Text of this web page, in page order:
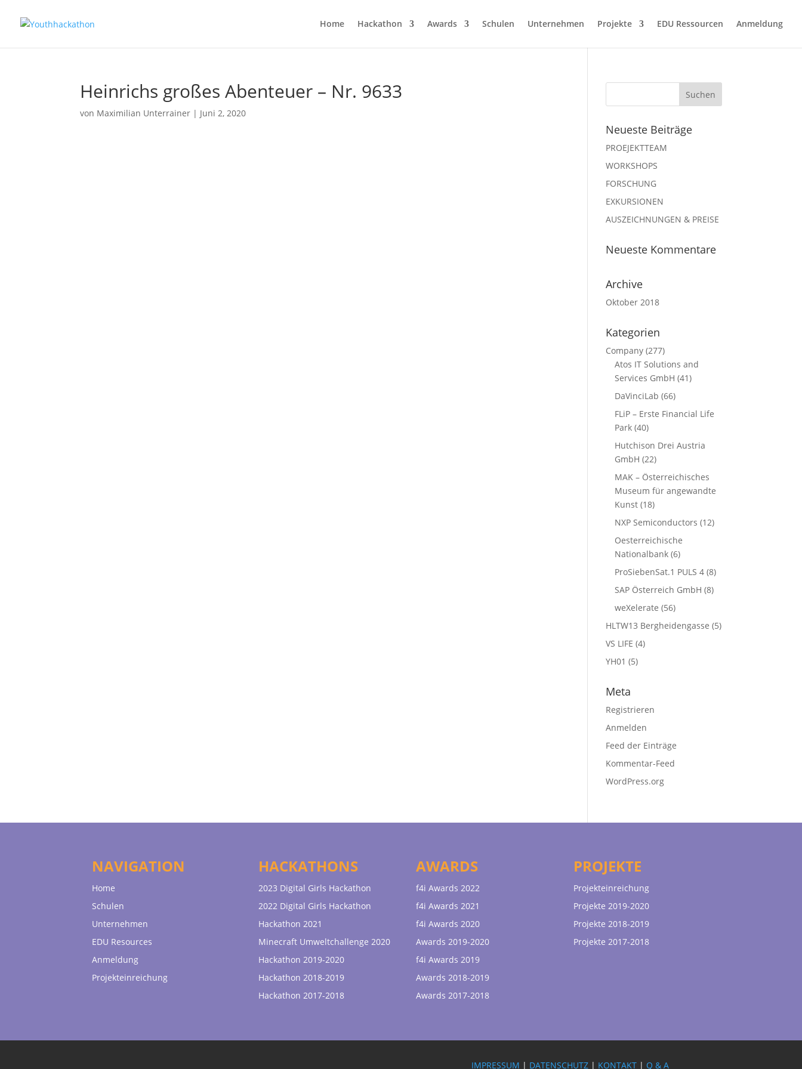
Home Hackathon Awards Schulen Unternehmen Projekte EDU Ressourcen Anmeldung
Heinrichs großes Abenteuer – Nr. 9633
von Maximilian Unterrainer | Juni 2, 2020
Neueste Beiträge
PROEJEKTTEAM
WORKSHOPS
FORSCHUNG
EXKURSIONEN
AUSZEICHNUNGEN & PREISE
Neueste Kommentare
Archive
Oktober 2018
Kategorien
Company (277)
Atos IT Solutions and
Services GmbH (41)
DaVinciLab (66)
FLiP – Erste Financial Life
Park (40)
Hutchison Drei Austria
GmbH (22)
MAK – Österreichisches
Museum für angewandte
Kunst (18)
NXP Semiconductors (12)
Oesterreichische
Nationalbank (6)
ProSiebenSat.1 PULS 4 (8)
SAP Österreich GmbH (8)
weXelerate (56)
HLTW13 Bergheidengasse (5)
VS LIFE (4)
YH01 (5)
Meta
Registrieren
Anmelden
Feed der Einträge
Kommentar-Feed
WordPress.org
NAVIGATION
Home
Schulen
Unternehmen
EDU Resources
Anmeldung
Projekteinreichung
HACKATHONS
2023 Digital Girls Hackathon
2022 Digital Girls Hackathon
Hackathon 2021
Minecraft Umweltchallenge 2020
Hackathon 2019-2020
Hackathon 2018-2019
Hackathon 2017-2018
AWARDS
f4i Awards 2022
f4i Awards 2021
f4i Awards 2020
Awards 2019-2020
f4i Awards 2019
Awards 2018-2019
Awards 2017-2018
PROJEKTE
Projekteinreichung
Projekte 2019-2020
Projekte 2018-2019
Projekte 2017-2018
IMPRESSUM | DATENSCHUTZ | KONTAKT | Q & A